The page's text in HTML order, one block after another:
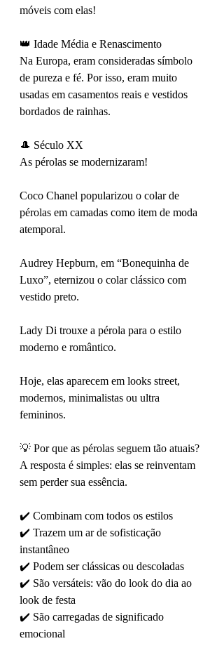
móveis com elas!
👑 Idade Média e Renascimento
Na Europa, eram consideradas símbolo
de pureza e fé. Por isso, eram muito
usadas em casamentos reais e vestidos
bordados de rainhas.
🎩 Século XX
As pérolas se modernizaram!
Coco Chanel popularizou o colar de
pérolas em camadas como item de moda
atemporal.
Audrey Hepburn, em “Bonequinha de
Luxo”, eternizou o colar clássico com
vestido preto.
Lady Di trouxe a pérola para o estilo
moderno e romântico.
Hoje, elas aparecem em looks street,
modernos, minimalistas ou ultra
femininos.
💡 Por que as pérolas seguem tão atuais?
A resposta é simples: elas se reinventam
sem perder sua essência.
✔️ Combinam com todos os estilos
✔️ Trazem um ar de sofisticação
instantâneo
✔️ Podem ser clássicas ou descoladas
✔️ São versáteis: vão do look do dia ao
look de festa
✔️ São carregadas de significado
emocional